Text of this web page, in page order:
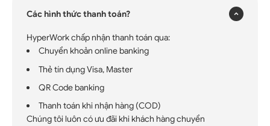
Các hình thức thanh toán?
HyperWork chấp nhận thanh toán qua:
Chuyển khoản online banking
Thẻ tín dụng Visa, Master
QR Code banking
Thanh toán khi nhận hàng (COD)
Chúng tôi luôn có ưu đãi khi khách hàng chuyển